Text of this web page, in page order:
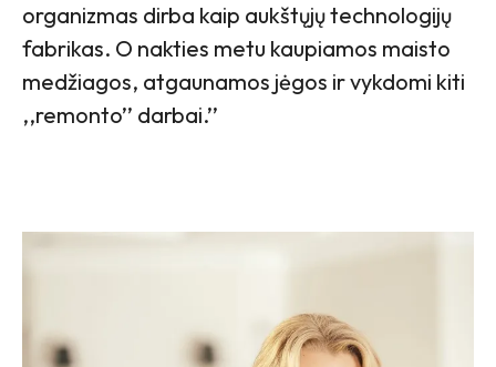
organizmas dirba kaip aukštųjų technologijų
fabrikas. O nakties metu kaupiamos maisto
medžiagos, atgaunamos jėgos ir vykdomi kiti
,,remonto’’ darbai.’’